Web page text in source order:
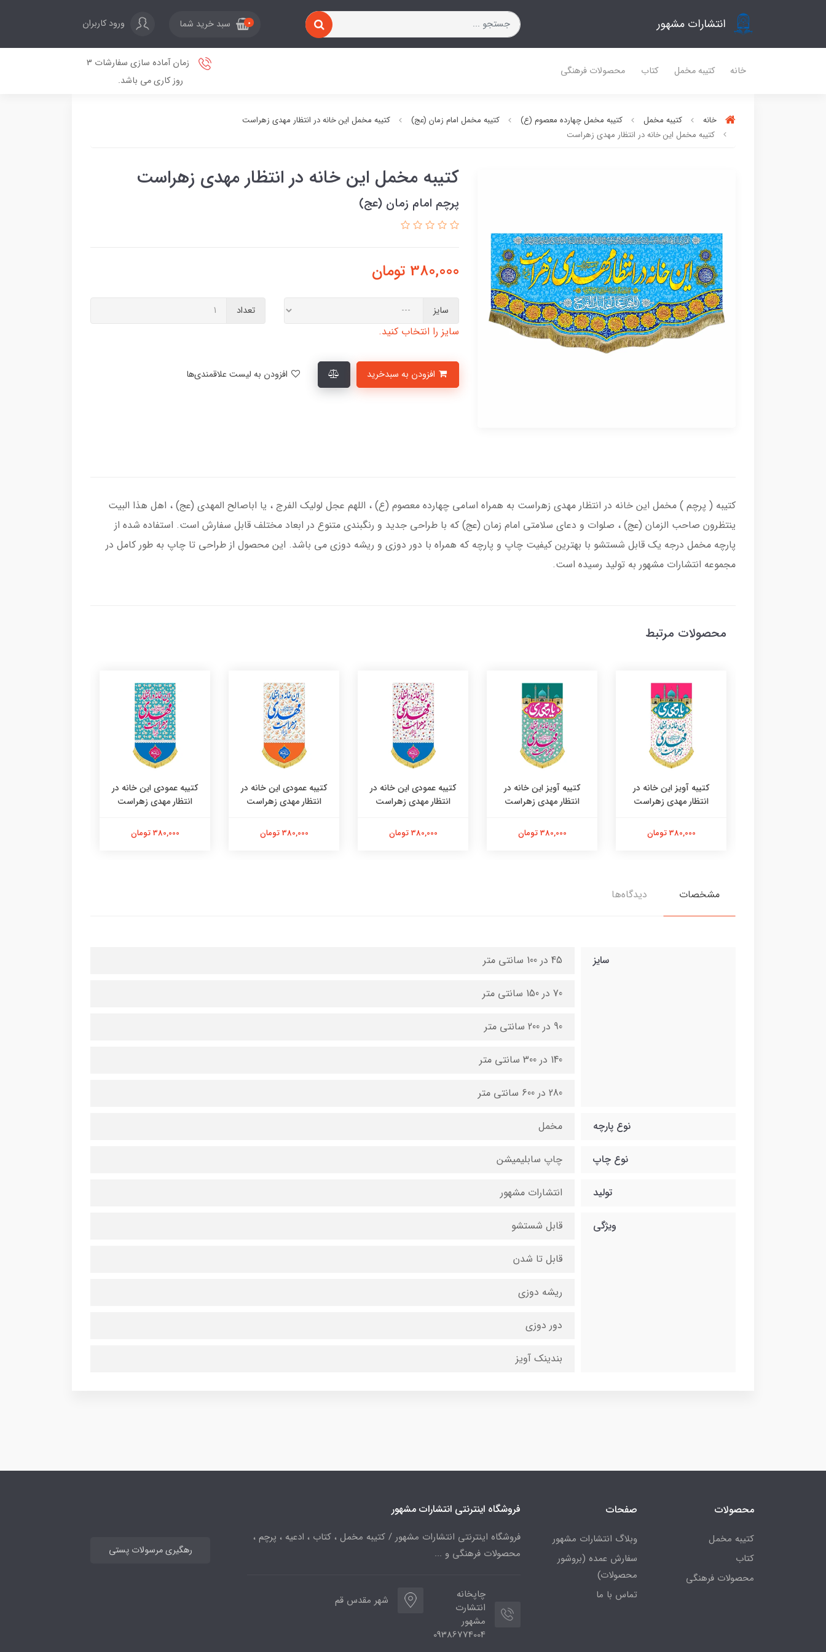
انتشارات مشهور 0 سبد خرید شما ورود کاربران
خانه کتیبه مخمل کتاب محصولات فرهنگی
زمان آماده سازی سفارشات 3
روز کاری می باشد.
خانه کتیبه مخمل کتیبه مخمل چهارده معصوم (ع) کتیبه مخمل امام زمان (عج)
کتیبه مخمل این خانه در انتظار مهدی زهراست
کتیبه مخمل این خانه در انتظار مهدی زهراست
کتیبه مخمل این خانه در انتظار مهدی زهراست
پرچم امام زمان (عج)
380,000 تومان
سایز
سایز را انتخاب کنید.
تعداد
کتیبه ( پرچم ) مخمل این خانه در انتظار مهدی زهراست به همراه اسامی چهارده معصوم (ع) ، اللهم عجل لولیک الفرج ، یا اباصالح المهدی (عج) ، اهل هذا البیت
ینتظرون صاحب الزمان (عج) ، صلوات و دعای سلامتی امام زمان (عج) که با طراحی جدید و رنگبندی متنوع در ابعاد مختلف قابل سفارش است. استفاده شده از
پارچه مخمل درجه یک قابل شستشو با بهترین کیفیت چاپ و پارچه که همراه با دور دوزی و ریشه دوزی می باشد. این محصول از طراحی تا چاپ به طور کامل در
مجموعه انتشارات مشهور به تولید رسیده است.
محصولات مرتبط
کتیبه آویز این خانه در
انتظار مهدی زهراست
380,000 تومان
کتیبه آویز این خانه در
انتظار مهدی زهراست
380,000 تومان
کتیبه عمودی این خانه در
انتظار مهدی زهراست
380,000 تومان
کتیبه عمودی این خانه در
انتظار مهدی زهراست
380,000 تومان
کتیبه عمودی این خانه در
انتظار مهدی زهراست
380,000 تومان
مشخصات دیدگاه‌ها
سایز 45 در 100 سانتی متر
70 در 150 سانتی متر
90 در 200 سانتی متر
140 در 300 سانتی متر
280 در 600 سانتی متر
نوع پارچه مخمل
نوع چاپ چاپ سابلیمیشن
تولید انتشارات مشهور
ویژگی قابل شستشو
قابل تا شدن
ریشه دوزی
دور دوزی
بندینک آویز
محصولات
کتیبه مخمل
کتاب
محصولات فرهنگی
صفحات
وبلاگ انتشارات مشهور
سفارش عمده (بروشور
محصولات)
تماس با ما
فروشگاه اینترنتی انتشارات مشهور
فروشگاه اینترنتی انتشارات مشهور / کتیبه مخمل ، کتاب ، ادعیه ، پرچم ،
محصولات فرهنگی و ...
چاپخانه
انتشارت
مشهور
09386774004
شهر مقدس قم
رهگیری مرسولات پستی